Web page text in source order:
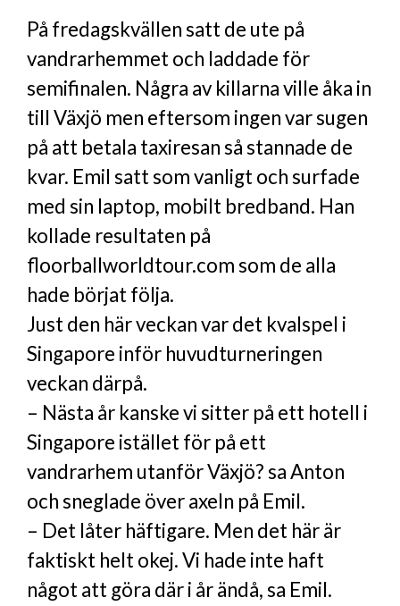
På fredagskvällen satt de ute på
vandrarhemmet och laddade för
semifinalen. Några av killarna ville åka in
till Växjö men eftersom ingen var sugen
på att betala taxiresan så stannade de
kvar. Emil satt som vanligt och surfade
med sin laptop, mobilt bredband. Han
kollade resultaten på
floorballworldtour.com som de alla
hade börjat följa.
Just den här veckan var det kvalspel i
Singapore inför huvudturneringen
veckan därpå.
– Nästa år kanske vi sitter på ett hotell i
Singapore istället för på ett
vandrarhem utanför Växjö? sa Anton
och sneglade över axeln på Emil.
– Det låter häftigare. Men det här är
faktiskt helt okej. Vi hade inte haft
något att göra där i år ändå, sa Emil.